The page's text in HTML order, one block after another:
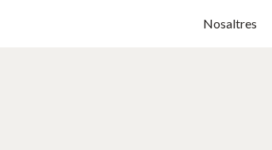
Nosaltres